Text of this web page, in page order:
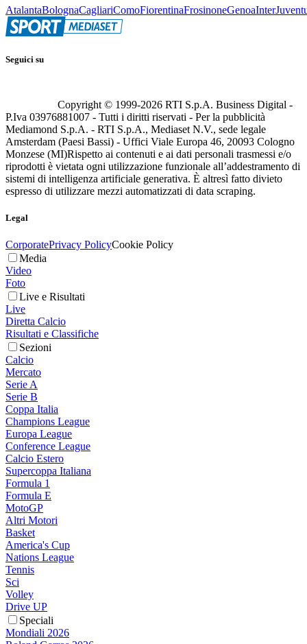
AtalantaBolognaCagliariComoFiorentinaFrosinoneGenoaInter
Seguici su
Copyright © 1999-2026 RTI S.p.A. Business Digital -
P.Iva 03976881007 - Tutti i diritti riservati - Per la pubblicità
Mediamond S.p.A. - RTI S.p.A., Mediaset N.V., sede legale
Amsterdam (Paesi Bassi) - Uffici Viale Europa 46, 20093 Cologno
Monzese (MI)Rispetto ai contenuti e ai dati personali trasmessi e/o
riprodotti è vietata ogni utilizzazione funzionale all’addestramento di
sistemi di intelligenza artificiale generativa. È altresì fatto divieto
espresso di utilizzare mezzi automatizzati di data scraping.
Legal
CorporatePrivacy PolicyCookie Policy
Media
Video
Foto
Live e Risultati
Live
Diretta Calcio
Risultati e Classifiche
Sezioni
Calcio
Mercato
Serie A
Serie B
Coppa Italia
Champions League
Europa League
Conference League
Calcio Estero
Supercoppa Italiana
Formula 1
Formula E
MotoGP
Altri Motori
Basket
America's Cup
Nations League
Tennis
Sci
Volley
Drive UP
Speciali
Mondiali 2026